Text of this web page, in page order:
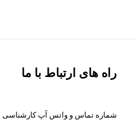
راه های ارتباط با ما
شماره تماس و واتس آپ کارشناسی